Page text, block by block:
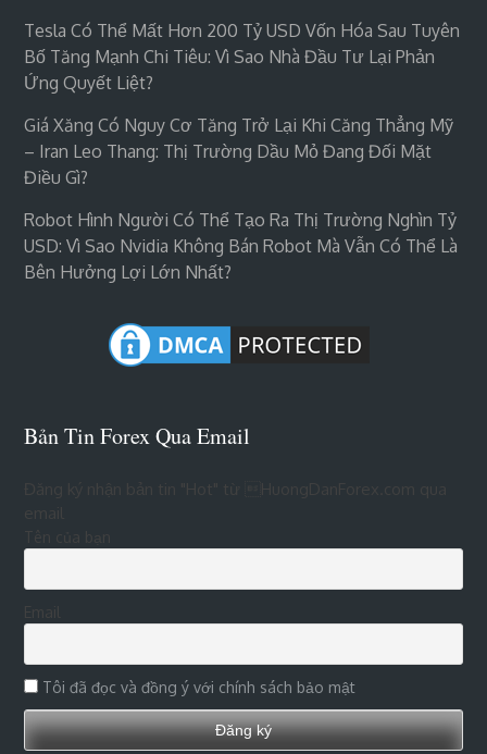
Tesla Có Thể Mất Hơn 200 Tỷ USD Vốn Hóa Sau Tuyên
Bố Tăng Mạnh Chi Tiêu: Vì Sao Nhà Đầu Tư Lại Phản
Ứng Quyết Liệt?
Giá Xăng Có Nguy Cơ Tăng Trở Lại Khi Căng Thẳng Mỹ
– Iran Leo Thang: Thị Trường Dầu Mỏ Đang Đối Mặt
Điều Gì?
Robot Hình Người Có Thể Tạo Ra Thị Trường Nghìn Tỷ
USD: Vì Sao Nvidia Không Bán Robot Mà Vẫn Có Thể Là
Bên Hưởng Lợi Lớn Nhất?
Bản Tin Forex Qua Email
Đăng ký nhận bản tin "Hot" từ HuongDanForex.com qua
Tên của bạn
Tôi đã đọc và đồng ý với chính sách bảo mật